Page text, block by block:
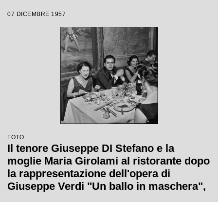
Gavazzeni e con la regia di Margherita
Wallmann con la quale è stata
inaugurata la stagione lirica 1957-1958
del Teatro alla Scala
07 DICEMBRE 1957
FOTO
Il tenore Giuseppe DI Stefano e la
moglie Maria Girolami al ristorante dopo
la rappresentazione dell'opera di
Giuseppe Verdi "Un ballo in maschera",